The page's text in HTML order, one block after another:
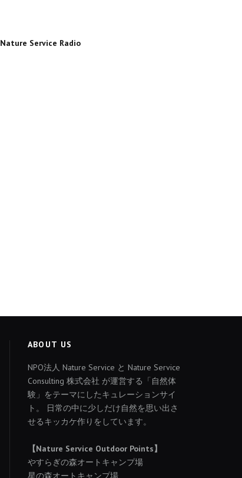
Nature Service Radio
ABOUT US
NPO法人 Nature Service と Nature Service
Consulting 株式会社 が運営する「自然体
験」をテーマにしたキュレーションサイ
ト。 日常の中に少しだけ自然を思い出さ
せるキッカケ作りをしています。
【Nature Service Outdoor Points】
やすらぎの森オートキャンプ場
星の森オートキャンプ場